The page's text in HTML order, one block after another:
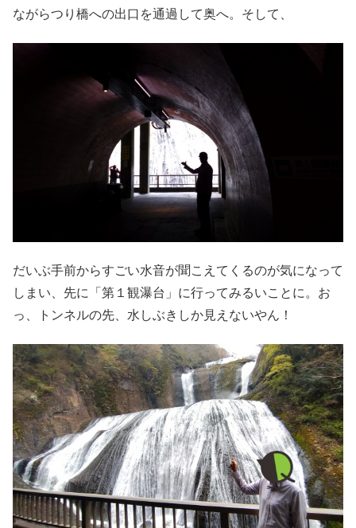
ながらつり橋への出口を通過して奥へ。そして、
だいぶ手前からすごい水音が聞こえてくるのが気になって
しまい、先に「第１観瀑台」に行ってみるいことに。お
っ、トンネルの先、水しぶきしか見えないやん！